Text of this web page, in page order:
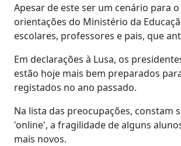
Apesar de este ser um cenário para
orientações do Ministério da
escolares, professores e pais, que
Em declarações à Lusa, os
estão hoje mais bem preparados
registados no ano passado.
Na lista das preocupações, constam
'online', a fragilidade de alguns
mais novos.